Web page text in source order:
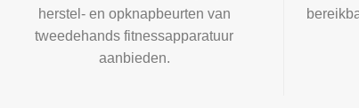
herstel- en opknapbeurten van
tweedehands fitnessapparatuur
aanbieden.